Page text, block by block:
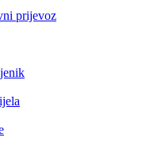
prijevoz